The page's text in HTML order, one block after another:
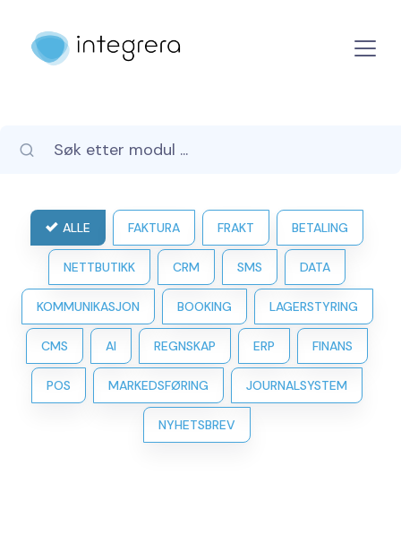
ALLE FAKTURA FRAKT BETALING
NETTBUTIKK CRM SMS DATA
KOMMUNIKASJON BOOKING LAGERSTYRING
CMS AI REGNSKAP ERP FINANS
POS MARKEDSFØRING JOURNALSYSTEM
NYHETSBREV